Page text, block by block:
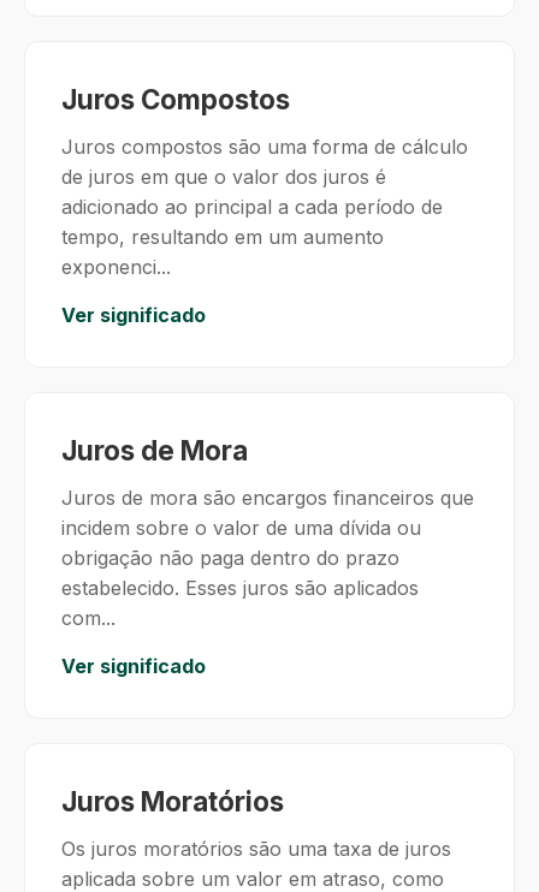
Juros Compostos
Juros compostos são uma forma de cálculo
de juros em que o valor dos juros é
adicionado ao principal a cada período de
tempo, resultando em um aumento
exponenci...
Ver significado
Juros de Mora
Juros de mora são encargos financeiros que
incidem sobre o valor de uma dívida ou
obrigação não paga dentro do prazo
estabelecido. Esses juros são aplicados
com...
Ver significado
Juros Moratórios
Os juros moratórios são uma taxa de juros
aplicada sobre um valor em atraso, como